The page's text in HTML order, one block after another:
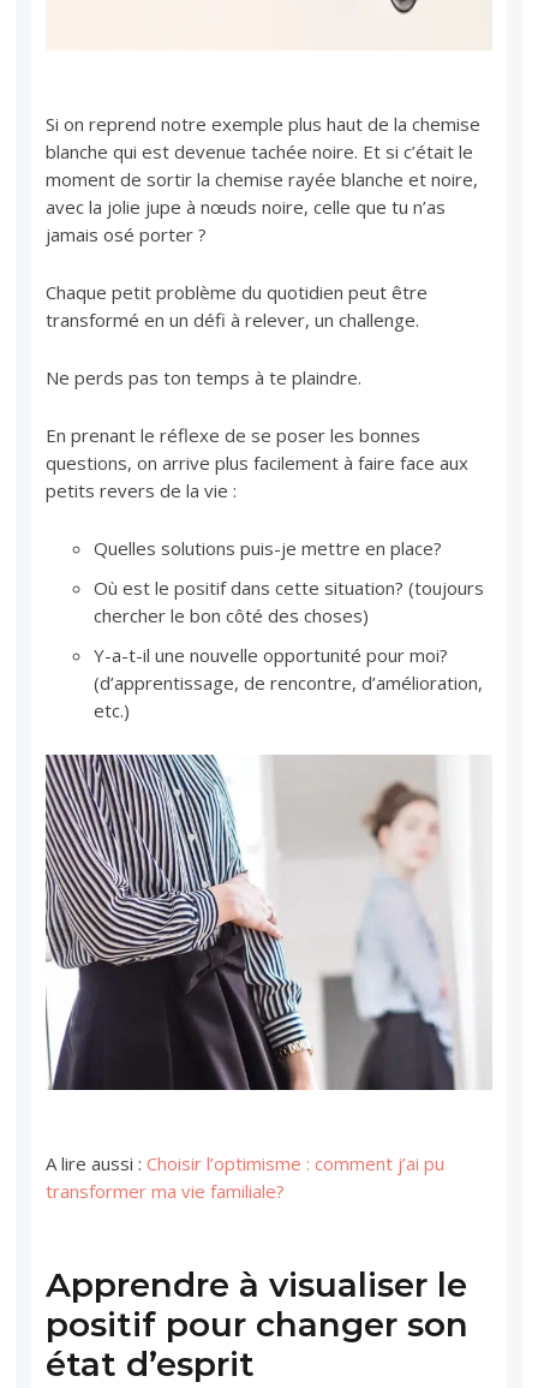
Si on reprend notre exemple plus haut de la chemise
blanche qui est devenue tachée noire. Et si c’était le
moment de sortir la chemise rayée blanche et noire,
avec la jolie jupe à nœuds noire, celle que tu n’as
jamais osé porter ?
Chaque petit problème du quotidien peut être
transformé en un défi à relever, un challenge.
Ne perds pas ton temps à te plaindre.
En prenant le réflexe de se poser les bonnes
questions, on arrive plus facilement à faire face aux
petits revers de la vie :
Quelles solutions puis-je mettre en place?
Où est le positif dans cette situation? (toujours
chercher le bon côté des choses)
Y-a-t-il une nouvelle opportunité pour moi?
(d’apprentissage, de rencontre, d’amélioration,
etc.)
A lire aussi :Choisir l’optimisme : comment j’ai pu
transformer ma vie familiale?
Apprendre à visualiser le
positif pour changer son
état d’esprit